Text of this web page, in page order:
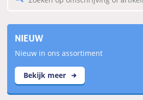
NIEUW
Nieuw in ons assortiment
Bekijk meer